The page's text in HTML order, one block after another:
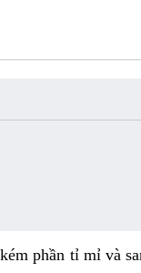
phần tỉ mỉ và